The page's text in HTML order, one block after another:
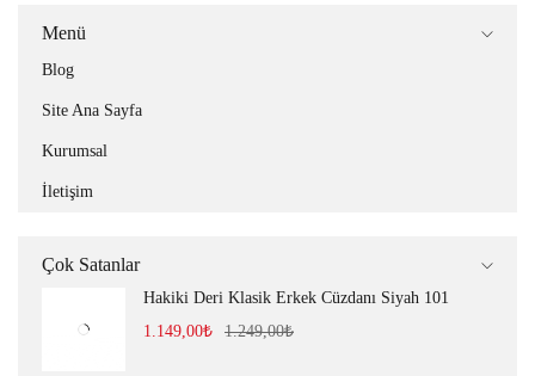
Menü
Blog
Site Ana Sayfa
Kurumsal
İletişim
Çok Satanlar
Hakiki Deri Klasik Erkek Cüzdanı Siyah 101
1.249,00₺
1.149,00₺